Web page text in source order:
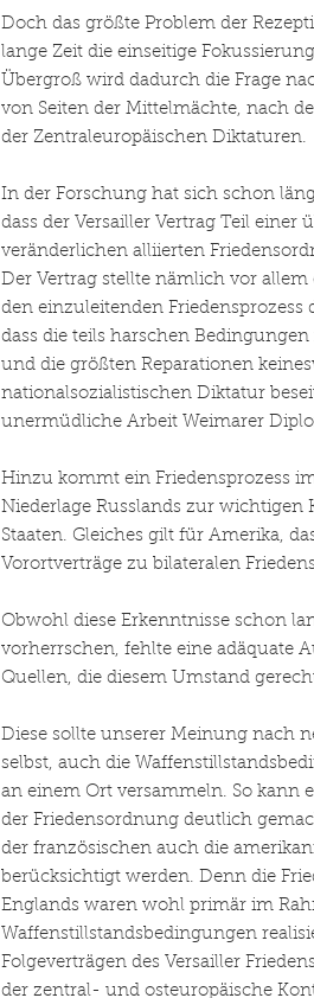
Doch das größte Problem der
lange Zeit die einseitige
Übergroß wird dadurch die Frage
von Seiten der Mittelmächte, nach
der Zentraleuropäischen Diktaturen.
In der Forschung hat sich schon
dass der Versailler Vertrag Teil einer
veränderlichen alliierten
Der Vertrag stellte nämlich vor allem
den einzuleitenden Friedensprozess
dass die teils harschen
und die größten Reparationen
nationalsozialistischen Diktatur
unermüdliche Arbeit Weimarer
Hinzu kommt ein Friedensprozess
Niederlage Russlands zur
Staaten. Gleiches gilt für Amerika,
Vorortverträge zu bilateralen
Obwohl diese Erkenntnisse schon
vorherrschen, fehlte eine adäquate
Quellen, die diesem Umstand
Diese sollte unserer Meinung nach
selbst, auch die
an einem Ort versammeln. So kann
der Friedensordnung deutlich
der französischen auch die
berücksichtigt werden. Denn die
Englands waren wohl primär im
Waffenstillstandsbedingungen
Folgeverträgen des Versailler
der zentral- und osteuropäische